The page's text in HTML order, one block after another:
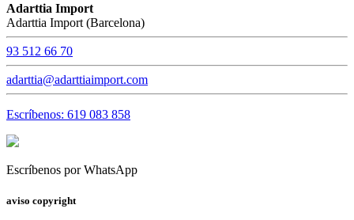
Adarttia Import
Adarttia Import (Barcelona)
93 512 66 70
adarttia@adarttiaimport.com
Escríbenos: 619 083 858
Escríbenos por WhatsApp
aviso copyright